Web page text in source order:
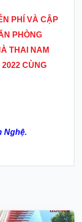
PHÍ VÀ CẬP
PHÒNG
THAI NAM
CÙNG
Nghệ.